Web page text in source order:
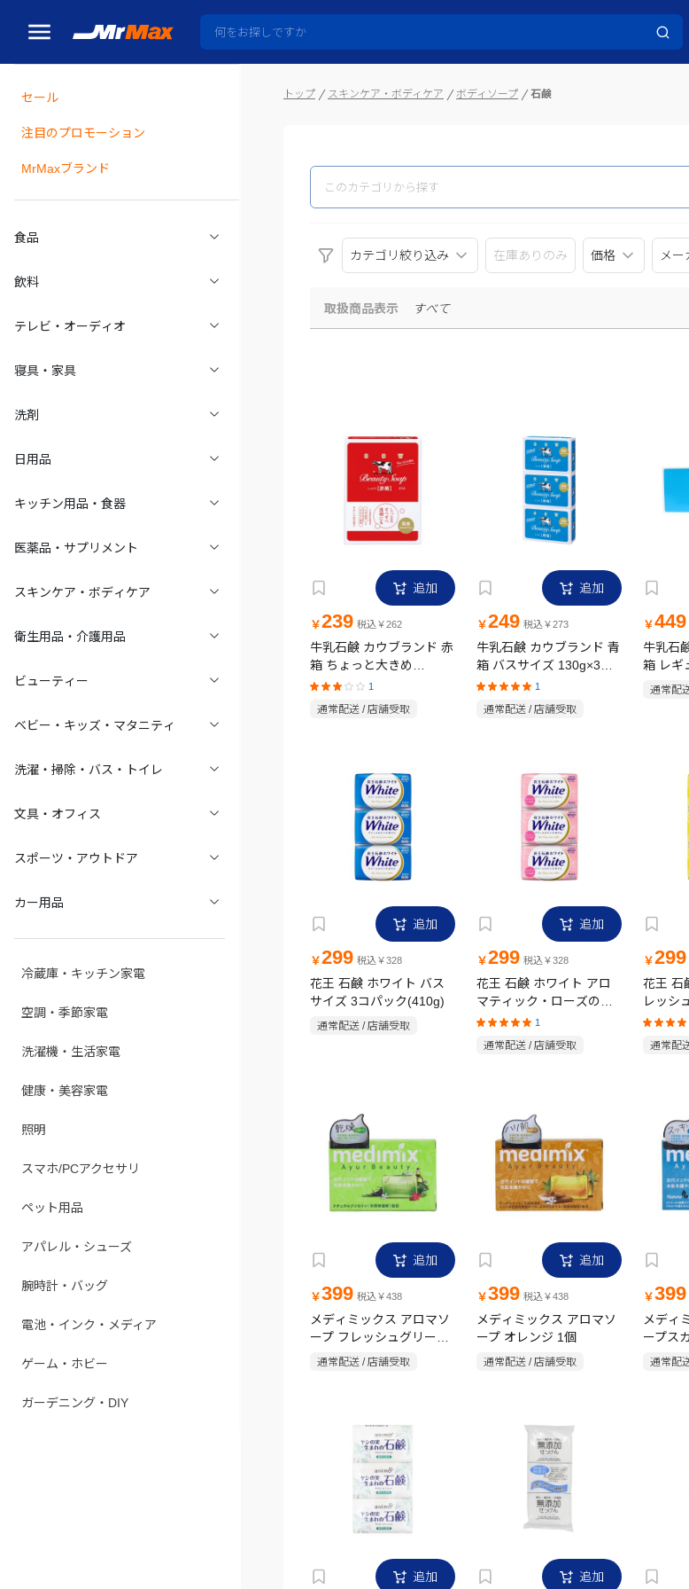
セール
注目のプロモーション
MrMaxブランド
食品
飲料
テレビ・オーディオ
寝具・家具
洗剤
日用品
キッチン用品・食器
医薬品・サプリメント
スキンケア・ボディケア
衛生用品・介護用品
ビューティー
ベビー・キッズ・マタニティ
洗濯・掃除・バス・トイレ
文具・オフィス
スポーツ・アウトドア
カー用品
冷蔵庫・キッチン家電
空調・季節家電
洗濯機・生活家電
健康・美容家電
照明
スマホ/PCアクセサリ
ペット用品
アパレル・シューズ
腕時計・バッグ
電池・インク・メディア
ゲーム・ホビー
ガーデニング・DIY
トップ スキンケア・ボディケア ボディソープ 石鹸
カテゴリ絞り込み 在庫ありのみ 価格 メー
取扱商品表示 すべて
追加
￥239 税込￥262
牛乳石鹸 カウブランド 赤
箱 ちょっと大きめ
125g×2コ入1
通常配送 / 店舗受取
追加
￥249 税込￥273
牛乳石鹸 カウブランド 青
箱 バスサイズ 130g×3個
組
1
通常配送 / 店舗受取
￥449
牛乳石
箱 レギ
85g×6
通常配
追加
￥299 税込￥328
花王 石鹸 ホワイト バス
サイズ 3コパック(410g)
通常配送 / 店舗受取
追加
￥299 税込￥328
花王 石鹸 ホワイト アロ
マティック・ローズの香
り バスサイズ 3コパック
1
通常配送 / 店舗受取
￥299
花王 石
レッシ
り バス
通常配
追加
￥399 税込￥438
メディミックス アロマソ
ープ フレッシュグリーン
1個
通常配送 / 店舗受取
追加
￥399 税込￥438
メディミックス アロマソ
ープ オレンジ 1個
通常配送 / 店舗受取
￥399
メディ
ープス
通常配
追加 追加